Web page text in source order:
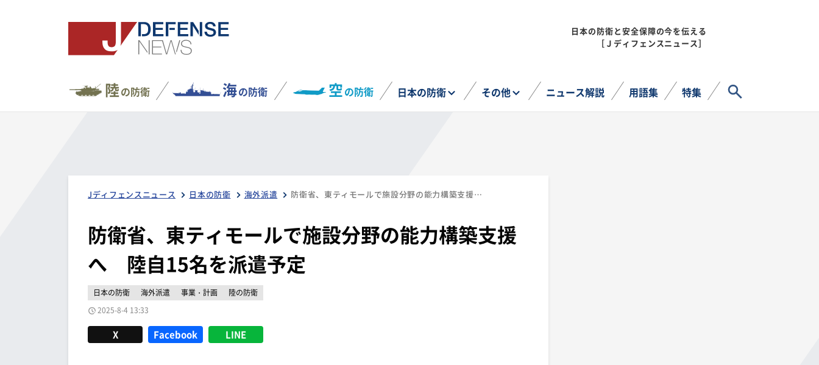
日本の防衛と安全保障の今を伝える
［Ｊディフェンスニュース］
陸の防衛 海の防衛 空の防衛 日本の防衛 その他 ニュース解説 用語集 特集
Jディフェンスニュース 日本の防衛 海外派遣 防衛省、東ティモールで施設分野の能力構築支援へ 陸自15名を派遣予定
防衛省、東ティモールで施設分野の能力構築支援
へ 陸自15名を派遣予定
日本の防衛 海外派遣 事業・計画
陸の防衛
2025-8-4 13:33
X Facebook LINE